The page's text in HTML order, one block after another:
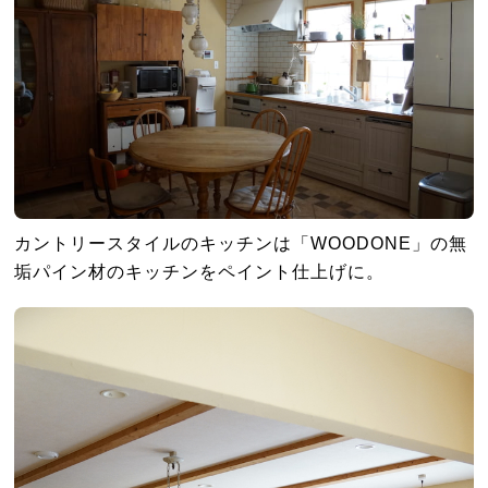
カントリースタイルのキッチンは「WOODONE」の無
垢パイン材のキッチンをペイント仕上げに。